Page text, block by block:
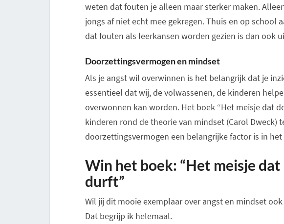
weten dat fouten je alleen maar sterker maken.
jongs af niet echt mee gekregen. Thuis en op school
dat fouten als leerkansen worden gezien is dan ook
Doorzettingsvermogen en mindset
Als je angst wil overwinnen is het belangrijk dat je
essentieel dat wij, de volwassenen, de kinderen
overwonnen kan worden. Het boek “Het meisje dat
kinderen rond de theorie van mindset (Carol Dweck)
doorzettingsvermogen een belangrijke factor is in
Win het boek: “Het meisje
durft”
Wil jij dit mooie exemplaar over angst en mindset
Dat begrijp ik helemaal.